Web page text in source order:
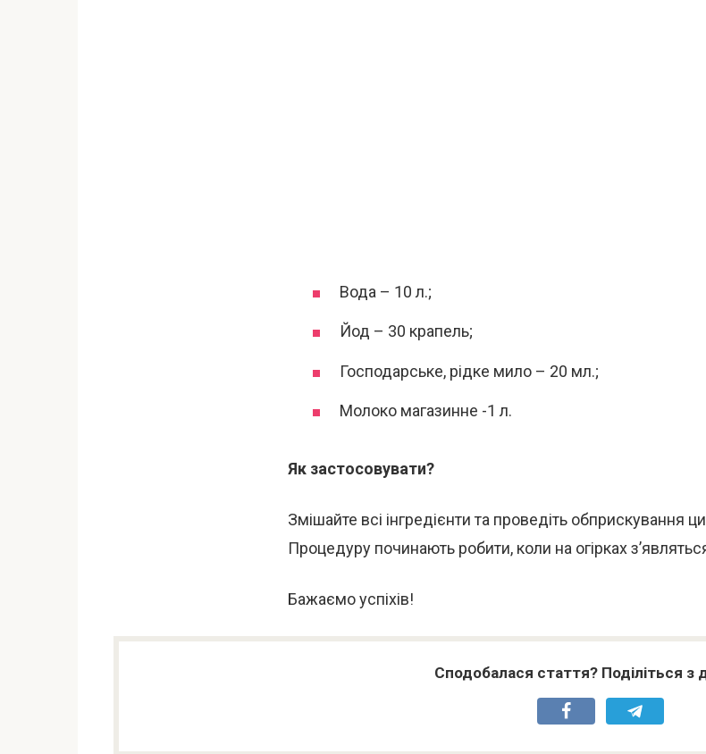
Вода – 10 л.;
Йод – 30 крапель;
Господарське, рідке мило – 20 мл.;
Молоко магазинне -1 л.
Як застосовувати?
Змішайте всі інгредієнти та проведіть обприскування
Процедуру починають робити, коли на огірках
Бажаємо успіхів!
Сподобалася стаття? Поділіться з